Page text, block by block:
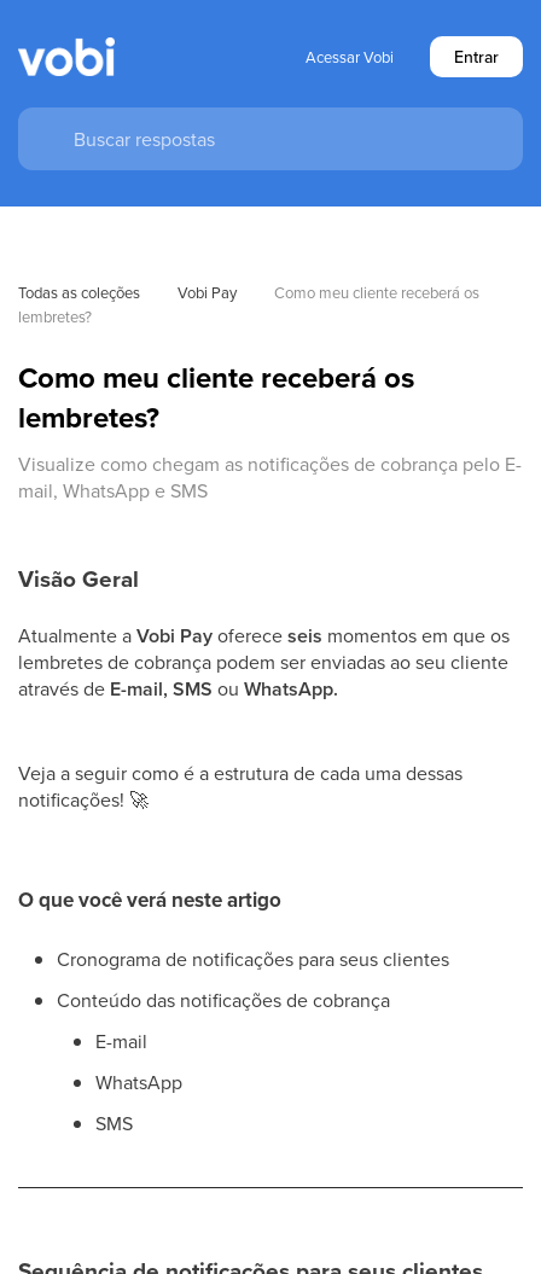
Acessar Vobi Entrar
Todas as coleções Vobi Pay
Como meu cliente receberá os
lembretes?
Como meu cliente receberá os
lembretes?
Visualize como chegam as notificações de cobrança pelo E-
mail, WhatsApp e SMS
Visão Geral
Atualmente aVobi Payofereceseis momentos em que os
lembretes de cobrança podem ser enviadas ao seu cliente
através de E-mail, SMS ou WhatsApp.
Veja a seguir como é a estrutura de cada uma dessas
notificações! 🚀
O que você verá neste artigo
Cronograma de notificações para seus clientes
Conteúdo das notificações de cobrança
E-mail
WhatsApp
SMS